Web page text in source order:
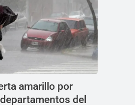
amarillo por
del